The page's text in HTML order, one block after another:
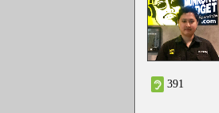
391